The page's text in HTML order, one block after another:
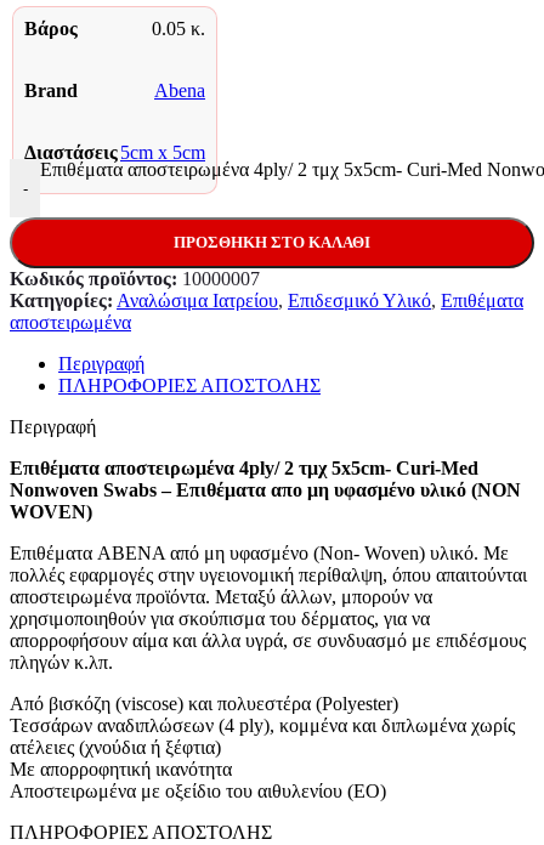
Βάρος 0.05 κ.
Brand Abena
Διαστάσεις5cm x 5cm
-
Επιθέματα αποστειρωμένα 4ply/ 2 τμχ 5x5cm- Curi-Med
ΠΡΟΣΘΉΚΗ ΣΤΟ ΚΑΛΆΘΙ
Κωδικός προϊόντος: 10000007
Κατηγορίες: Αναλώσιμα Ιατρείου, Επιδεσμικό Υλικό, Επιθέματα
αποστειρωμένα
Περιγραφή
ΠΛΗΡΟΦΟΡΙΕΣ ΑΠΟΣΤΟΛΗΣ
Περιγραφή
Επιθέματα αποστειρωμένα 4ply/ 2 τμχ 5x5cm- Curi-Med
Nonwoven Swabs – Επιθέματα απο μη υφασμένο υλικό (NON
WOVEN)
Επιθέματα ABENA από μη υφασμένο (Non- Woven) υλικό. Με
πολλές εφαρμογές στην υγειονομική περίθαλψη, όπου απαιτούνται
αποστειρωμένα προϊόντα. Μεταξύ άλλων, μπορούν να
χρησιμοποιηθούν για σκούπισμα του δέρματος, για να
απορροφήσουν αίμα και άλλα υγρά, σε συνδυασμό με επιδέσμους
πληγών κ.λπ.
Από βισκόζη (viscose) και πολυεστέρα (Polyester)
Τεσσάρων αναδιπλώσεων (4 ply), κομμένα και διπλωμένα χωρίς
ατέλειες (χνούδια ή ξέφτια)
Με απορροφητική ικανότητα
Aποστειρωμένα με οξείδιο του αιθυλενίου (ΕΟ)
ΠΛΗΡΟΦΟΡΙΕΣ ΑΠΟΣΤΟΛΗΣ